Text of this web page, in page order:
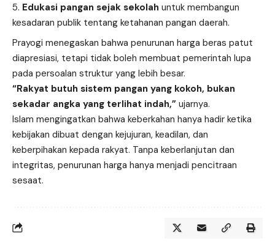
Edukasi pangan sejak sekolah untuk membangun
kesadaran publik tentang ketahanan pangan daerah.
Prayogi menegaskan bahwa penurunan harga beras patut
diapresiasi, tetapi tidak boleh membuat pemerintah lupa
pada persoalan struktur yang lebih besar.
“Rakyat butuh sistem pangan yang kokoh, bukan
sekadar angka yang terlihat indah,” ujarnya.
Islam mengingatkan bahwa keberkahan hanya hadir ketika
kebijakan dibuat dengan kejujuran, keadilan, dan
keberpihakan kepada rakyat. Tanpa keberlanjutan dan
integritas, penurunan harga hanya menjadi pencitraan
sesaat.